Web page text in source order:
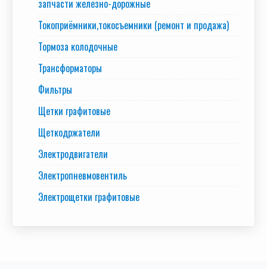
запчасти железно-дорожные
Токоприёмники,токосъемники (ремонт и продажа)
Тормоза колодочные
Трансформаторы
Фильтры
Щетки графитовые
Щеткодржатели
Электродвигатели
Электропневмовентиль
Электрощетки графитовые